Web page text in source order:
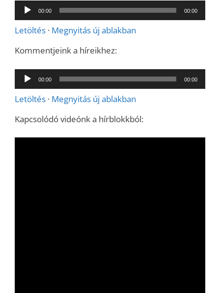
Audió
lejátszó
00:00 00:00
Letöltés · Megnyitás új ablakban
Kommentjeink a híreikhez:
Audió
lejátszó
00:00 00:00
Letöltés · Megnyitás új ablakban
Kapcsolódó videónk a hírblokkból: